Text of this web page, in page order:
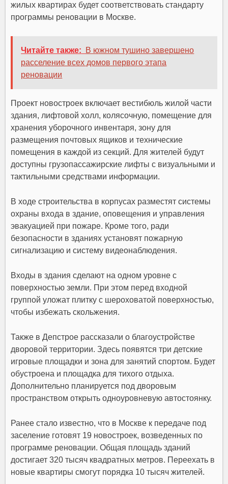
жилых квартирах будет соответствовать стандарту
программы реновации в Москве.
Читайте также:
В южном тушино завершено
расселение всех домов первого этапа
реновации
Проект новостроек включает вестибюль жилой части
здания, лифтовой холл, колясочную, помещение для
хранения уборочного инвентаря, зону для
размещения почтовых ящиков и технические
помещения в каждой из секций. Для жителей будут
доступны грузопассажирские лифты с визуальными и
тактильными средствами информации.
В ходе строительства в корпусах разместят системы
охраны входа в здание, оповещения и управления
эвакуацией при пожаре. Кроме того, ради
безопасности в зданиях установят пожарную
сигнализацию и систему видеонаблюдения.
Входы в здания сделают на одном уровне с
поверхностью земли. При этом перед входной
группой уложат плитку с шероховатой поверхностью,
чтобы избежать скольжения.
Также в Депстрое рассказали о благоустройстве
дворовой территории. Здесь появятся три детские
игровые площадки и зона для занятий спортом. Будет
обустроена и площадка для тихого отдыха.
Дополнительно планируется под дворовым
пространством открыть одноуровневую автостоянку.
Ранее стало известно, что в Москве к передаче под
заселение готовят 19 новостроек, возведенных по
программе реновации. Общая площадь зданий
достигает 320 тысяч квадратных метров. Переехать в
новые квартиры смогут порядка 10 тысяч жителей.